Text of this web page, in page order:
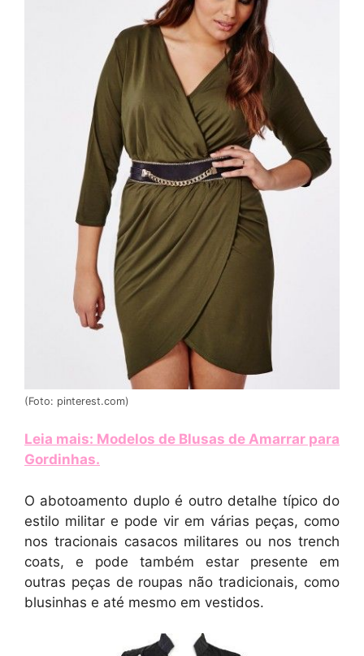
(Foto: pinterest.com)
Leia mais: Modelos de Blusas de Amarrar para
Gordinhas.
O abotoamento duplo é outro detalhe típico do
estilo militar e pode vir em várias peças, como
nos tracionais casacos militares ou nos trench
coats, e pode também estar presente em
outras peças de roupas não tradicionais, como
blusinhas e até mesmo em vestidos.